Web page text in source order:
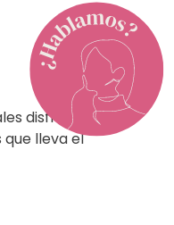
disfrutan
lleva el